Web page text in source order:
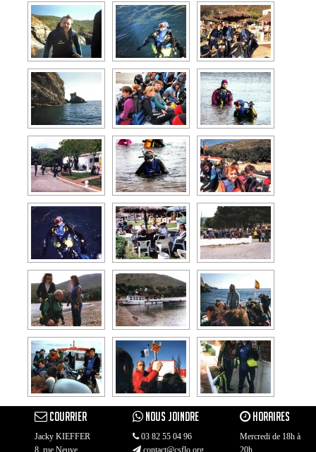
COURRIER
Jacky KIEFFER
8, rue Neuve
NOUS JOINDRE
03 82 55 04 96
contact@csflo.org
HORAIRES
Mercredi de 18h à
20h